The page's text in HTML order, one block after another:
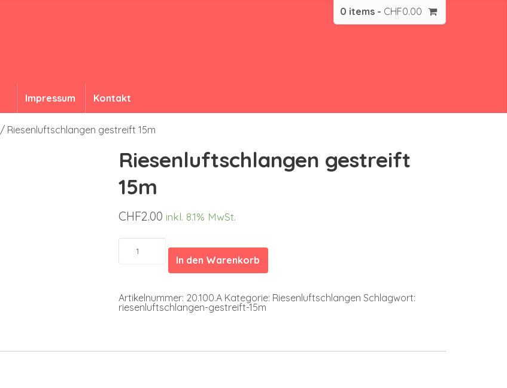
0 items - CHF0.00
Impressum Kontakt
/ Riesenluftschlangen gestreift 15m
Riesenluftschlangen gestreift
15m
CHF2.00 inkl. 8.1% MwSt.
Riesenluftschlangen
gestreift
15m
In den Warenkorb
Artikelnummer: 20.100.A Kategorie: Riesenluftschlangen Schlagwort:
riesenluftschlangen-gestreift-15m